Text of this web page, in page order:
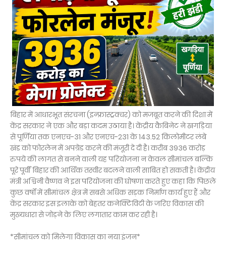
बिहार में आधारभूत संरचना (इन्फ्रास्ट्रक्चर) को मजबूत करने की दिशा में
केंद्र सरकार ने एक और बड़ा कदम उठाया है। केंद्रीय कैबिनेट ने खगड़िया
से पूर्णिया तक एनएच-31 और एनएच-231 के 143.52 किलोमीटर लंबे
खंड को फोरलेन में अपग्रेड करने की मंजूरी दे दी है। करीब 3936 करोड़
रुपये की लागत से बनने वाली यह परियोजना न केवल सीमांचल बल्कि
पूरे पूर्वी बिहार की आर्थिक तस्वीर बदलने वाली साबित हो सकती है। केंद्रीय
मंत्री अश्विनी वैष्णव ने इस परियोजना की घोषणा करते हुए कहा कि पिछले
कुछ वर्षों में सीमांचल क्षेत्र में सबसे अधिक सड़क निर्माण कार्य हुए हैं और
केंद्र सरकार इस इलाके को बेहतर कनेक्टिविटी के जरिए विकास की
मुख्यधारा से जोड़ने के लिए लगातार काम कर रही है।
*सीमांचल को मिलेगा विकास का नया इंजन*